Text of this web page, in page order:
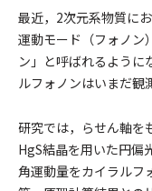
最近，2次元系物質に
運動モード（フォノン
ン」と呼ばれるように
ルフォノンはいまだ観
研究では，らせん軸を
HgS結晶を用いた円偏
角運動量をカイラルフ